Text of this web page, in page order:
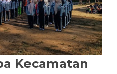
Kecamatan